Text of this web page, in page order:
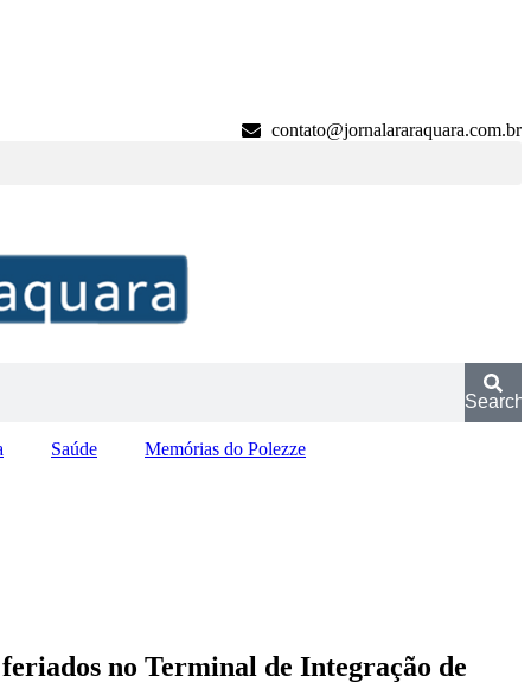
contato@jornalararaquara.com.br
Search
Saúde
Memórias do Polezze
no Terminal de Integração de